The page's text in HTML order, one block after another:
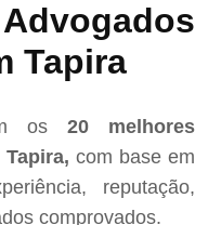
Tapira
os 20 melhores
com base em
reputação,
comprovados.